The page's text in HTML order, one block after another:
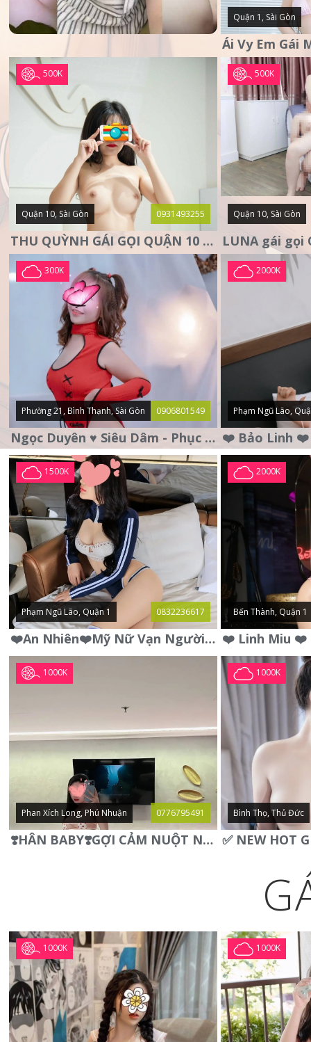
Quận 1, Sài Gòn
500K
Quận 10, Sài Gòn 0931493255
THU QUỲNH GÁI GỌI QUẬN 10 – MẶT XINH DA TRẮNG – SANG
500K
Quận 10, Sài Gòn
300K
Phường 21, Bình Thạnh, Sài Gòn 0906801549
Ngọc Duyên ♥️ Siêu Dâm - Phục Vụ Tận Tình - Chu Đáo
2000K
Phạm Ngũ Lão,
1500K
Phạm Ngũ Lão, Quận 1 0832236617
❤️An Nhiên❤️Mỹ Nữ Vạn Người Mê,Da Trắng, Mặt Xynh, Đẹp Từng
2000K
Bến Thành, Quận 1
1000K
Phan Xích Long, Phú Nhuận 0776795491
❣️HÂN BABY❣️GỢI CẢM NUỘT NÀ DÁNG SON XINH XINH QUYẾN RŨ
1000K
Bình Thọ, Thủ Đức
1000K 1000K